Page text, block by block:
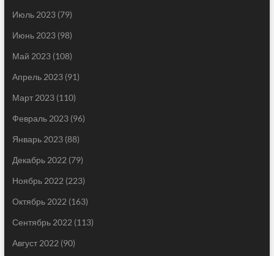
Июль 2023(79)
Июнь 2023(98)
Май 2023(108)
Апрель 2023(91)
Март 2023(110)
Февраль 2023(96)
Январь 2023(88)
Декабрь 2022 (79)
Ноябрь 2022 (223)
Октябрь 2022 (163)
Сентябрь 2022 (113)
Август 2022 (90)